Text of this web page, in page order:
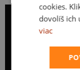
cookies.
dovolíš ich
viac